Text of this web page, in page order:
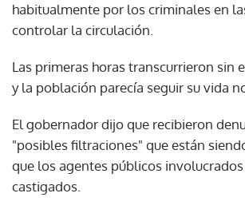
habitualmente por los criminales en
controlar la circulación.
Las primeras horas transcurrieron sin
y la población parecía seguir su vida
El gobernador dijo que recibieron
"posibles filtraciones" que están
que los agentes públicos
castigados.